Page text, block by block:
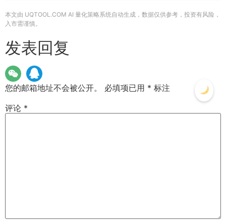
本文由 UQTOOL.COM AI 量化策略系统自动生成，数据仅供参考，投资有风险，
入市需谨慎。
发表回复
您的邮箱地址不会被公开。 必填项已用 * 标注
评论 *